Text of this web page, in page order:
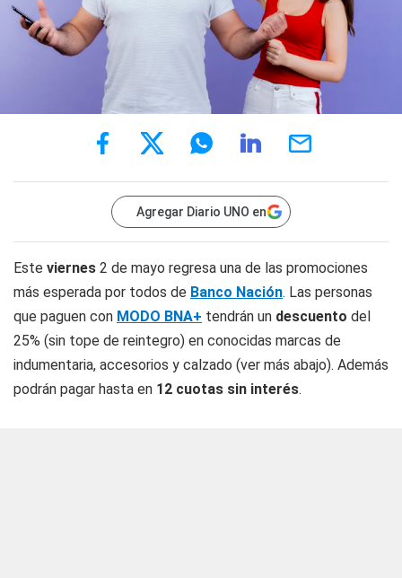
Agregar Diario UNO en
Este viernes 2 de mayo regresa una de las promociones
más esperada por todos de Banco Nación. Las personas
que paguen con MODO BNA+ tendrán un descuento del
25% (sin tope de reintegro) en conocidas marcas de
indumentaria, accesorios y calzado (ver más abajo). Además
podrán pagar hasta en 12 cuotas sin interés.